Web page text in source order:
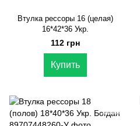
Втулка рессоры 16 (целая)
16*42*36 Укр.
112 грн
Купить